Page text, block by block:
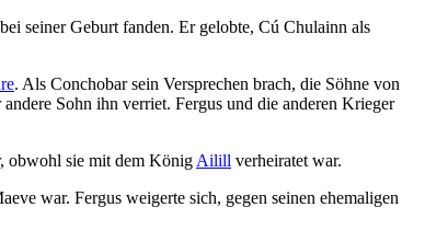
bei seiner Geburt fanden. Er gelobte, Cú Chulainn als
. Als Conchobar sein Versprechen brach, die Söhne von
Sohn ihn verriet. Fergus und die anderen Krieger
obwohl sie mit dem König Ailill verheiratet war.
war. Fergus weigerte sich, gegen seinen ehemaligen